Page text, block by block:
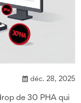
déc. 28, 2025
de 30 PHA qui